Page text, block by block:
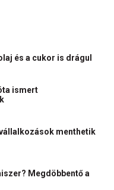
és a cukor is drágul
ismert
menthetik
Megdöbbentő a